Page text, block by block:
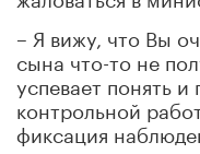
– Я вижу, что Вы
сына что-то не
успевает понять
контрольной
фиксация